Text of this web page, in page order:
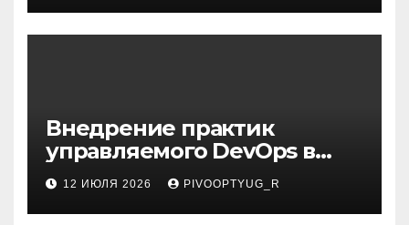
Внедрение практик
управляемого DevOps в
корпоративную ИТ-
инфраструктуру
12 ИЮЛЯ 2026 PIVOOPTYUG_R